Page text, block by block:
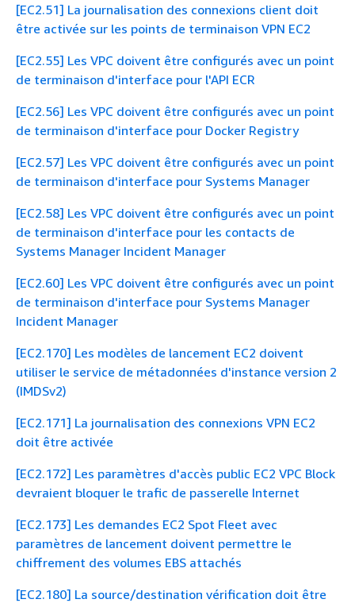
[EC2.51] La journalisation des connexions client doit
être activée sur les points de terminaison VPN EC2
[EC2.55] Les VPC doivent être configurés avec un point
de terminaison d'interface pour l'API ECR
[EC2.56] Les VPC doivent être configurés avec un point
de terminaison d'interface pour Docker Registry
[EC2.57] Les VPC doivent être configurés avec un point
de terminaison d'interface pour Systems Manager
[EC2.58] Les VPC doivent être configurés avec un point
de terminaison d'interface pour les contacts de
Systems Manager Incident Manager
[EC2.60] Les VPC doivent être configurés avec un point
de terminaison d'interface pour Systems Manager
Incident Manager
[EC2.170] Les modèles de lancement EC2 doivent
utiliser le service de métadonnées d'instance version 2
(IMDSv2)
[EC2.171] La journalisation des connexions VPN EC2
doit être activée
[EC2.172] Les paramètres d'accès public EC2 VPC Block
devraient bloquer le trafic de passerelle Internet
[EC2.173] Les demandes EC2 Spot Fleet avec
paramètres de lancement doivent permettre le
chiffrement des volumes EBS attachés
[EC2.180] La source/destination vérification doit être